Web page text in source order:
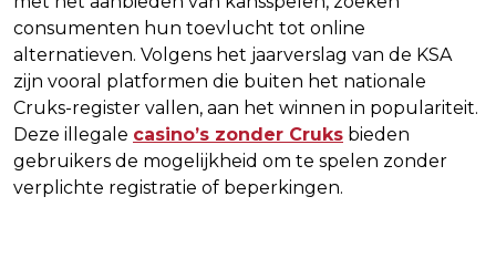
consumenten hun toevlucht tot online
alternatieven. Volgens het jaarverslag van de KSA
zijn vooral platformen die buiten het nationale
Cruks-register vallen, aan het winnen in populariteit.
Deze illegale casino’s zonder Cruks bieden
gebruikers de mogelijkheid om te spelen zonder
verplichte registratie of beperkingen.